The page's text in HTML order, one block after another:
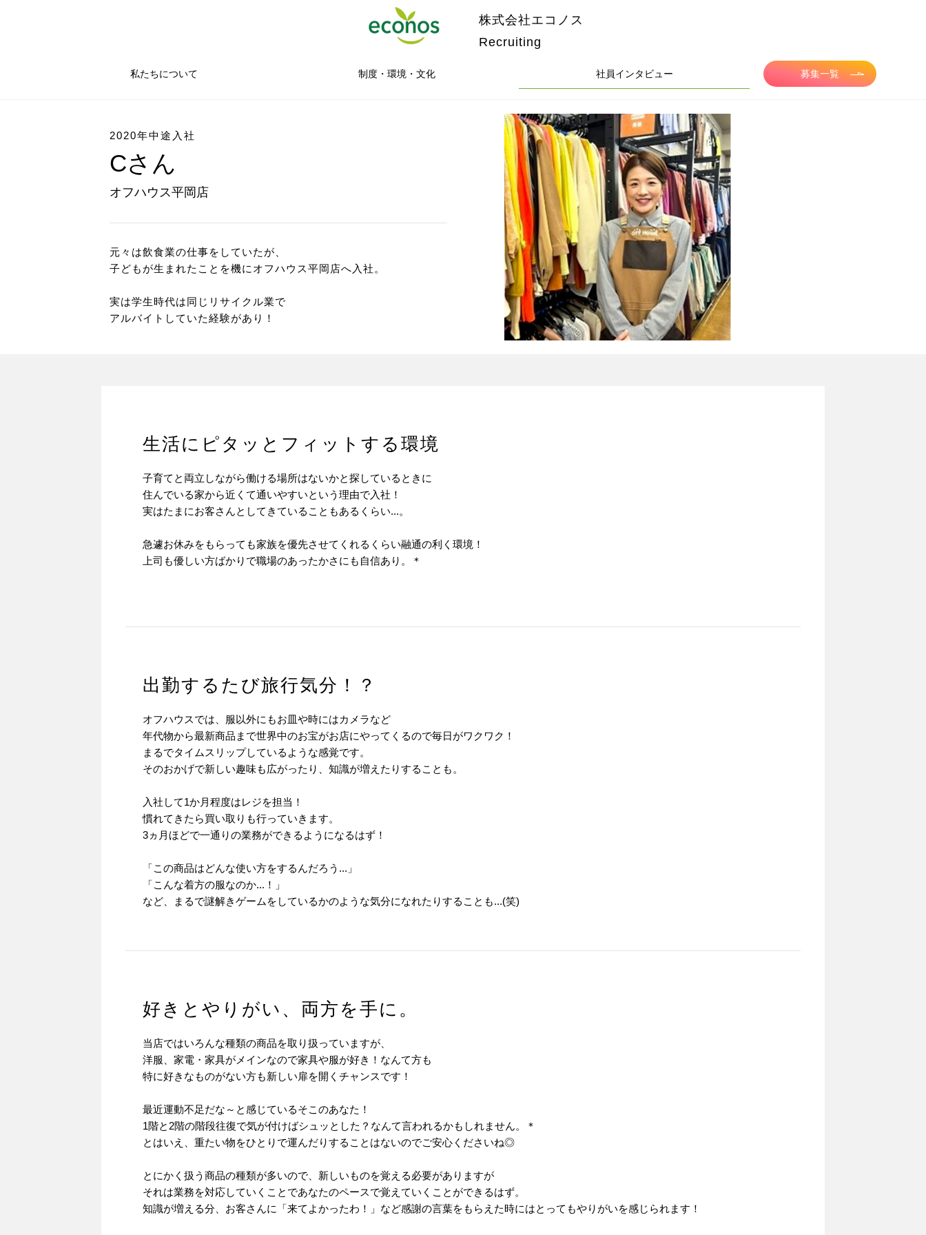
株式会社エコノス
Recruiting
私たちについて 制度・環境・文化 社員インタビュー 募集一覧
2020年中途入社
Cさん
オフハウス平岡店
元々は飲食業の仕事をしていたが、
子どもが生まれたことを機にオフハウス平岡店へ入社。
実は学生時代は同じリサイクル業で
アルバイトしていた経験があり！
生活にピタッとフィットする環境
子育てと両立しながら働ける場所はないかと探しているときに
住んでいる家から近くて通いやすいという理由で入社！
実はたまにお客さんとしてきていることもあるくらい...。
急遽お休みをもらっても家族を優先させてくれるくらい融通の利く環境！
上司も優しい方ばかりで職場のあったかさにも自信あり。＊
出勤するたび旅行気分！？
オフハウスでは、服以外にもお皿や時にはカメラなど
年代物から最新商品まで世界中のお宝がお店にやってくるので毎日がワクワク！
まるでタイムスリップしているような感覚です。
そのおかげで新しい趣味も広がったり、知識が増えたりすることも。
入社して1か月程度はレジを担当！
慣れてきたら買い取りも行っていきます。
3ヵ月ほどで一通りの業務ができるようになるはず！
「この商品はどんな使い方をするんだろう...」
「こんな着方の服なのか...！」
など、まるで謎解きゲームをしているかのような気分になれたりすることも...(笑)
好きとやりがい、両方を手に。
当店ではいろんな種類の商品を取り扱っていますが、
洋服、家電・家具がメインなので家具や服が好き！なんて方も
特に好きなものがない方も新しい扉を開くチャンスです！
最近運動不足だな～と感じているそこのあなた！
1階と2階の階段往復で気が付けばシュッとした？なんて言われるかもしれません。＊
とはいえ、重たい物をひとりで運んだりすることはないのでご安心くださいね◎
とにかく扱う商品の種類が多いので、新しいものを覚える必要がありますが
それは業務を対応していくことであなたのペースで覚えていくことができるはず。
知識が増える分、お客さんに「来てよかったわ！」など感謝の言葉をもらえた時にはとってもやりがいを感じられます！